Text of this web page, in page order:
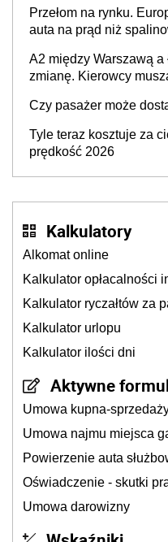
Przełom na rynku.
auta na prąd niż
A2 między Warszawą
zmianę. Kierowcy
Czy pasażer może
Tyle teraz kosztuje za
prędkość 2026
Kalkulatory
Alkomat online
Kalkulator opłacalności
Kalkulator ryczałtów za
Kalkulator urlopu
Kalkulator ilości dni
Aktywne
Umowa kupna-
Umowa najmu miejsca
Powierzenie auta
Oświadczenie - skutki
Umowa darowizny